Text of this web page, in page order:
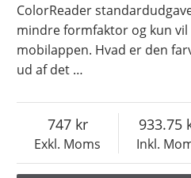
ColorReader
mindre formfaktor og kun
mobilappen. Hvad er den
ud af det …
Exkl. Moms
747
Inkl.
933.75